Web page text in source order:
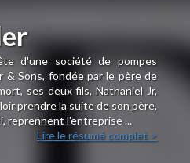
d'une société de pompes
& Sons, fondée par le père de
ses deux fils, Nathaniel Jr,
prendre la suite de son père,
reprennent l'entreprise ...
Lire le résumé complet >